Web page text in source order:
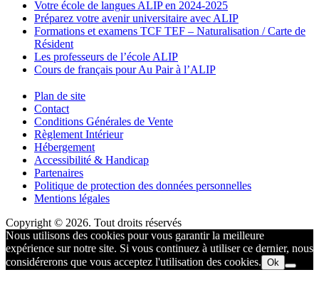
Votre école de langues ALIP en 2024-2025
Préparez votre avenir universitaire avec ALIP
Formations et examens TCF TEF – Naturalisation / Carte de
Résident
Les professeurs de l’école ALIP
Cours de français pour Au Pair à l’ALIP
Plan de site
Contact
Conditions Générales de Vente
Règlement Intérieur
Hébergement
Accessibilité & Handicap
Partenaires
Politique de protection des données personnelles
Mentions légales
Copyright © 2026. Tout droits réservés
Nous utilisons des cookies pour vous garantir la meilleure
expérience sur notre site. Si vous continuez à utiliser ce dernier, nous
considérerons que vous acceptez l'utilisation des cookies. Ok